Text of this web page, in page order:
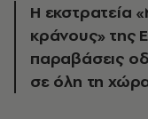
Η εκστρατεία
κράνους» της
παραβάσεις
σε όλη τη